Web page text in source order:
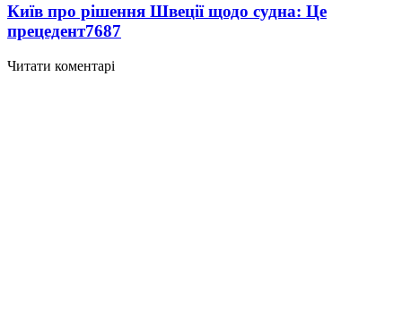
Київ про рішення Швеції щодо судна: Це
прецедент7687
Читати коментарі